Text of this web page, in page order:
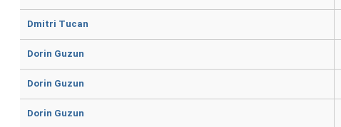
Dmitri Tucan
Dorin Guzun
Dorin Guzun
Dorin Guzun